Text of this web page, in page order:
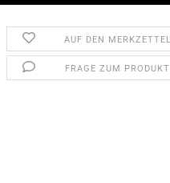
AUF DEN MERKZETTEL
FRAGE ZUM PRODUKT